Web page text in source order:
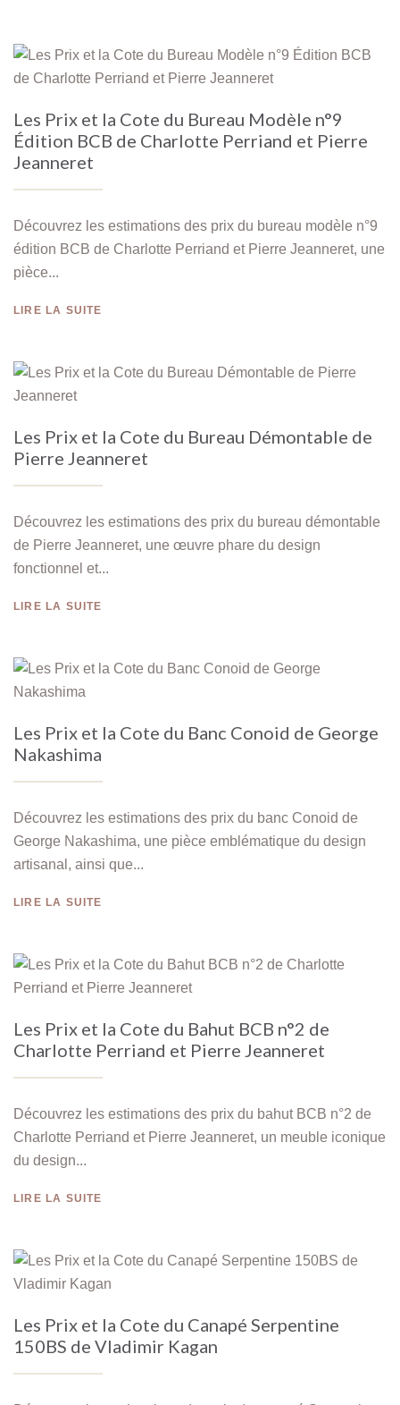
Les Prix et la Cote du Bureau Modèle n°9
Édition BCB de Charlotte Perriand et Pierre
Jeanneret
Découvrez les estimations des prix du bureau modèle n°9
édition BCB de Charlotte Perriand et Pierre Jeanneret, une
pièce...
LIRE LA SUITE
Les Prix et la Cote du Bureau Démontable de
Pierre Jeanneret
Découvrez les estimations des prix du bureau démontable
de Pierre Jeanneret, une œuvre phare du design
fonctionnel et...
LIRE LA SUITE
Les Prix et la Cote du Banc Conoid de George
Nakashima
Découvrez les estimations des prix du banc Conoid de
George Nakashima, une pièce emblématique du design
artisanal, ainsi que...
LIRE LA SUITE
Les Prix et la Cote du Bahut BCB n°2 de
Charlotte Perriand et Pierre Jeanneret
Découvrez les estimations des prix du bahut BCB n°2 de
Charlotte Perriand et Pierre Jeanneret, un meuble iconique
du design...
LIRE LA SUITE
Les Prix et la Cote du Canapé Serpentine
150BS de Vladimir Kagan